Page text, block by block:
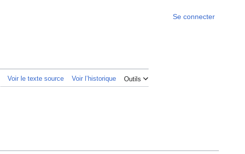
Se connecter
Voir le texte source Voir l’historique Outils